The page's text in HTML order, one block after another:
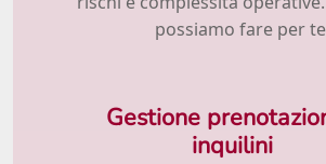
possiamo fare per
Gestione
inquilini